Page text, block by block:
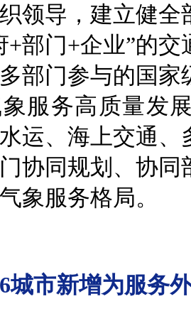
领导，建立健
+部门+企业”的
部门参与的国
服务高质量发
运、海上交通
协同规划、协
象服务格局。
市新增为服务